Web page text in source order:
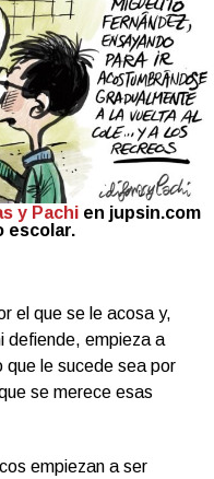
y Pachi en jupsin.com
escolar.
el que se le acosa y,
defiende, empieza a
que le sucede sea por
se merece esas
empiezan a ser